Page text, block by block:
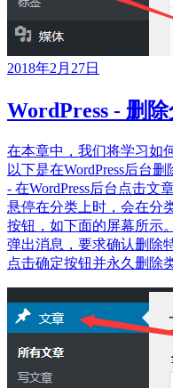
2018年2月27日
WordPress - 删
在本章中，我们将学习如
以下是在WordPress后台
- 在WordPress后台点击
悬停在分类上时，会在分
按钮，如下面的屏幕所示
弹出消息，要求确认删除
点击确定按钮并永久删除